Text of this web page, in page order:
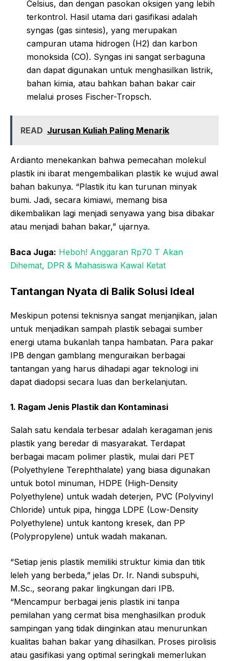
Celsius, dan dengan pasokan oksigen yang lebih
terkontrol. Hasil utama dari gasifikasi adalah
syngas (gas sintesis), yang merupakan
campuran utama hidrogen (H2) dan karbon
monoksida (CO). Syngas ini sangat serbaguna
dan dapat digunakan untuk menghasilkan listrik,
bahan kimia, atau bahkan bahan bakar cair
melalui proses Fischer-Tropsch.
READ Jurusan Kuliah Paling Menarik
Ardianto menekankan bahwa pemecahan molekul
plastik ini ibarat mengembalikan plastik ke wujud awal
bahan bakunya. “Plastik itu kan turunan minyak
bumi. Jadi, secara kimiawi, memang bisa
dikembalikan lagi menjadi senyawa yang bisa dibakar
atau menjadi bahan bakar,” ujarnya.
Baca Juga: Heboh! Anggaran Rp70 T Akan
Dihemat, DPR & Mahasiswa Kawal Ketat
Tantangan Nyata di Balik Solusi Ideal
Meskipun potensi teknisnya sangat menjanjikan, jalan
untuk menjadikan sampah plastik sebagai sumber
energi utama bukanlah tanpa hambatan. Para pakar
IPB dengan gamblang menguraikan berbagai
tantangan yang harus dihadapi agar teknologi ini
dapat diadopsi secara luas dan berkelanjutan.
1. Ragam Jenis Plastik dan Kontaminasi
Salah satu kendala terbesar adalah keragaman jenis
plastik yang beredar di masyarakat. Terdapat
berbagai macam polimer plastik, mulai dari PET
(Polyethylene Terephthalate) yang biasa digunakan
untuk botol minuman, HDPE (High-Density
Polyethylene) untuk wadah deterjen, PVC (Polyvinyl
Chloride) untuk pipa, hingga LDPE (Low-Density
Polyethylene) untuk kantong kresek, dan PP
(Polypropylene) untuk wadah makanan.
“Setiap jenis plastik memiliki struktur kimia dan titik
leleh yang berbeda,” jelas Dr. Ir. Nandi subspuhi,
M.Sc., seorang pakar lingkungan dari IPB.
“Mencampur berbagai jenis plastik ini tanpa
pemilahan yang cermat bisa menghasilkan produk
sampingan yang tidak diinginkan atau menurunkan
kualitas bahan bakar yang dihasilkan. Proses pirolisis
atau gasifikasi yang optimal seringkali memerlukan